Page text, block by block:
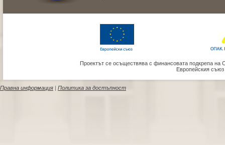
Проектът се осъществява с финансовата подкрепа на
Европейския
Правна информация | Политика за достъпност